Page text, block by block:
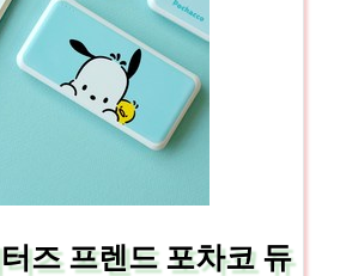
즈 프렌드 포차코 듀